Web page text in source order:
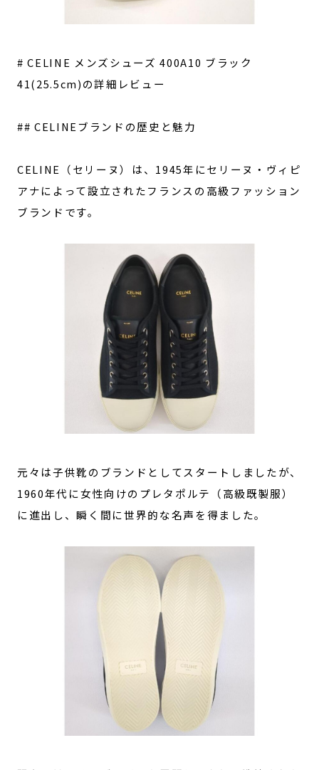
# CELINE メンズシューズ 400A10 ブラック
41(25.5cm)の詳細レビュー
## CELINEブランドの歴史と魅力
CELINE（セリーヌ）は、1945年にセリーヌ・ヴィピ
アナによって設立されたフランスの高級ファッション
ブランドです。
元々は子供靴のブランドとしてスタートしましたが、
1960年代に女性向けのプレタポルテ（高級既製服）
に進出し、瞬く間に世界的な名声を得ました。